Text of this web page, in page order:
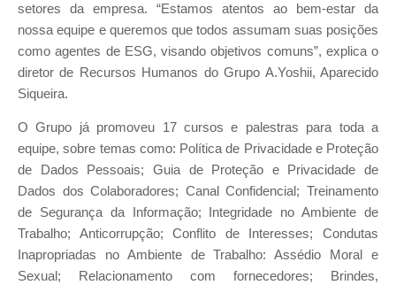
setores da empresa. “Estamos atentos ao bem-estar da
nossa equipe e queremos que todos assumam suas posições
como agentes de ESG, visando objetivos comuns”, explica o
diretor de Recursos Humanos do Grupo A.Yoshii, Aparecido
Siqueira.
O Grupo já promoveu 17 cursos e palestras para toda a
equipe, sobre temas como: Política de Privacidade e Proteção
de Dados Pessoais; Guia de Proteção e Privacidade de
Dados dos Colaboradores; Canal Confidencial; Treinamento
de Segurança da Informação; Integridade no Ambiente de
Trabalho; Anticorrupção; Conflito de Interesses; Condutas
Inapropriadas no Ambiente de Trabalho: Assédio Moral e
Sexual; Relacionamento com fornecedores; Brindes,